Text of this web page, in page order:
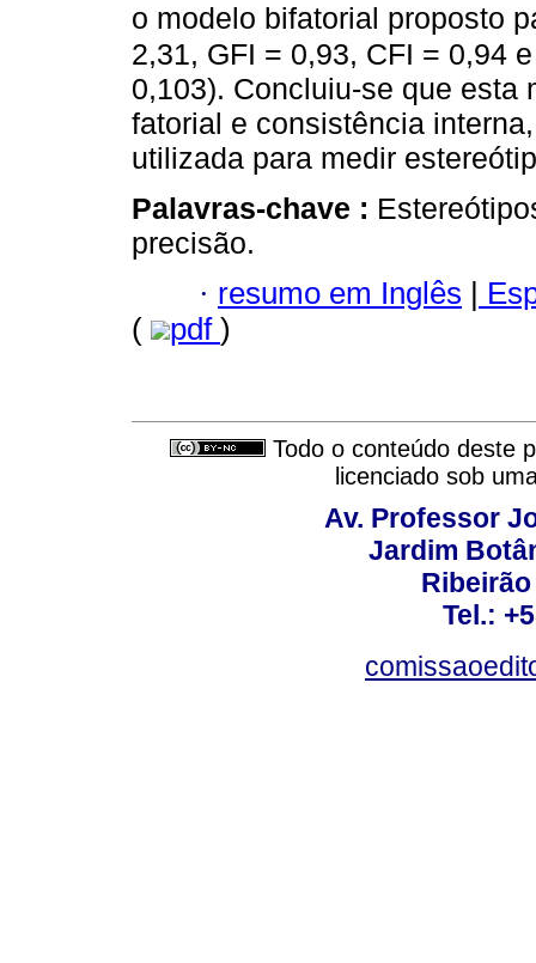
o modelo bifatorial proposto
2,31, GFI = 0,93, CFI = 0,94
0,103). Concluiu-se que esta
fatorial e consistência
utilizada para medir
Palavras-chave :
precisão.
· resumo em Inglês
(
pdf )
Todo o conteúdo deste
licenciado sob
Av. Professor
Jardim
Tel.: